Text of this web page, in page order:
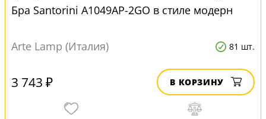
Бра Santorini A1049AP-2GO в стиле модерн
Arte Lamp (Италия) 81 шт.
3 743 ₽ В КОРЗИНУ